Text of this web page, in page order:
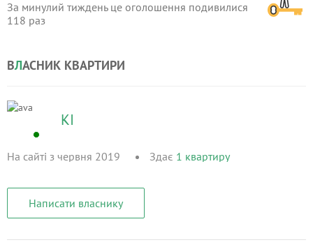
За минулий тиждень це оголошення подивилися
118 раз
ВЛАСНИК КВАРТИРИ
KI
На сайті з червня 2019 Здає 1 квартиру
Написати власнику